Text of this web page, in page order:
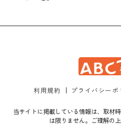
利用規約 プライバシーポ
当サイトに掲載している情報は、取材
は限りません。ご理解の